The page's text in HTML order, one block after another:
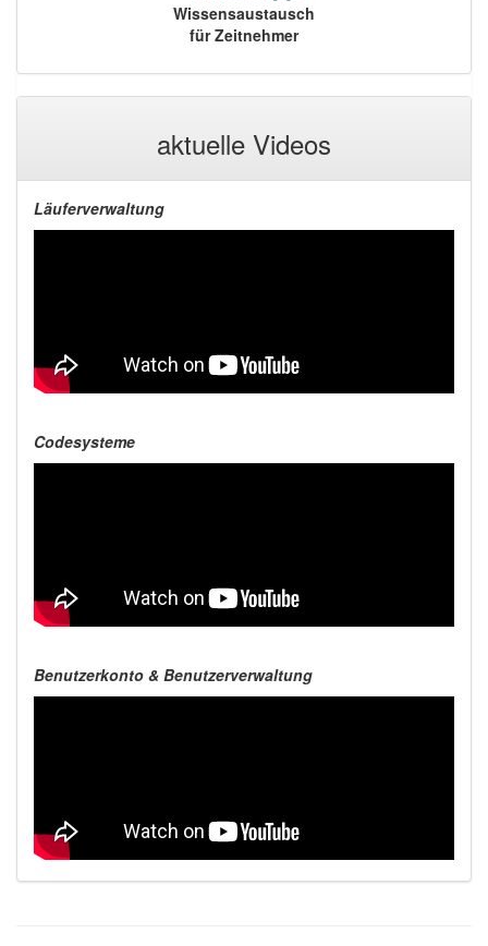
Wissensaustausch
für Zeitnehmer
aktuelle Videos
Läuferverwaltung
Codesysteme
Benutzerkonto & Benutzerverwaltung